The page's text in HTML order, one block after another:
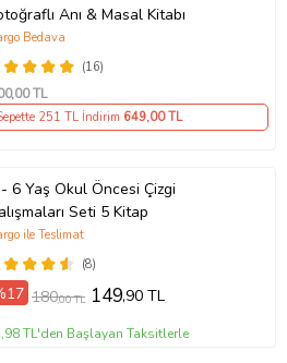
Anı & Masal Kitabı
(16)
Bedava
,00 TL
251 TL İndirim 649,00 TL
6 Yaş Okul Öncesi Çizgi
Seti 5 Kitap
(8)
ile Teslimat
180,00 TL 149,90 TL
TL'den Başlayan Taksitlerle